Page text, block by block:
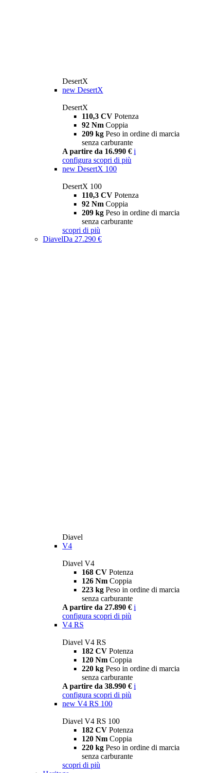
DesertX
new DesertX
DesertX
110,3 CV Potenza
92 Nm Coppia
209 kg Peso in ordine di marcia
senza carburante
A partire da 16.990 € i
configura scopri di più
new DesertX 100
DesertX 100
110,3 CV Potenza
92 Nm Coppia
209 kg Peso in ordine di marcia
senza carburante
scopri di più
DiavelDa 27.290 €
Diavel
V4
Diavel V4
168 CV Potenza
126 Nm Coppia
223 kg Peso in ordine di marcia
senza carburante
A partire da 27.890 € i
configura scopri di più
V4 RS
Diavel V4 RS
182 CV Potenza
120 Nm Coppia
220 kg Peso in ordine di marcia
senza carburante
A partire da 38.990 € i
configura scopri di più
new V4 RS 100
Diavel V4 RS 100
182 CV Potenza
120 Nm Coppia
220 kg Peso in ordine di marcia
senza carburante
scopri di più